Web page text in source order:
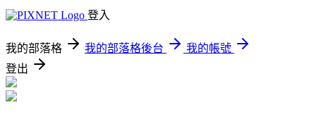
登入
我的部落格 我的部落格後台
我的帳號
登出